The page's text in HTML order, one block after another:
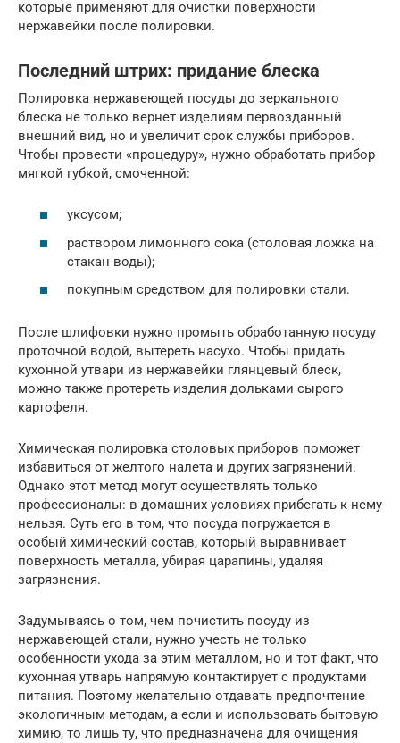
которые применяют для очистки поверхности
нержавейки после полировки.
Последний штрих: придание блеска
Полировка нержавеющей посуды до зеркального
блеска не только вернет изделиям первозданный
внешний вид, но и увеличит срок службы приборов.
Чтобы провести «процедуру», нужно обработать прибор
мягкой губкой, смоченной:
уксусом;
раствором лимонного сока (столовая ложка на
стакан воды);
покупным средством для полировки стали.
После шлифовки нужно промыть обработанную посуду
проточной водой, вытереть насухо. Чтобы придать
кухонной утвари из нержавейки глянцевый блеск,
можно также протереть изделия дольками сырого
картофеля.
Химическая полировка столовых приборов поможет
избавиться от желтого налета и других загрязнений.
Однако этот метод могут осуществлять только
профессионалы: в домашних условиях прибегать к нему
нельзя. Суть его в том, что посуда погружается в
особый химический состав, который выравнивает
поверхность металла, убирая царапины, удаляя
загрязнения.
Задумываясь о том, чем почистить посуду из
нержавеющей стали, нужно учесть не только
особенности ухода за этим металлом, но и тот факт, что
кухонная утварь напрямую контактирует с продуктами
питания. Поэтому желательно отдавать предпочтение
экологичным методам, а если и использовать бытовую
химию, то лишь ту, что предназначена для очищения